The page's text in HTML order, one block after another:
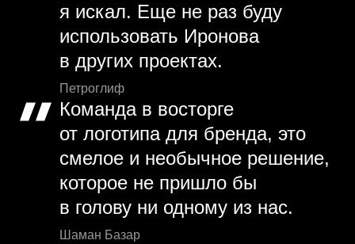
я искал. Еще не раз буду
использовать Иронова
в других проектах.
Петроглиф
Команда в восторге
от логотипа для бренда, это
смелое и необычное решение,
которое не пришло бы
в голову ни одному из нас.
Шаман Базар